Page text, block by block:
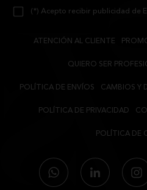
(*) Acepto recibir publicidad de
ATENCIÓN AL CLIENTE
QUIERO SER
POLÍTICA DE ENVÍOS CAMBIOS Y
POLÍTICA DE PRIVACIDAD
POLÍTICA DE